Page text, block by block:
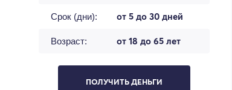
Срок (дни): от 5 до 30 дней
Возраст: от 18 до 65 лет
ПОЛУЧИТЬ ДЕНЬГИ